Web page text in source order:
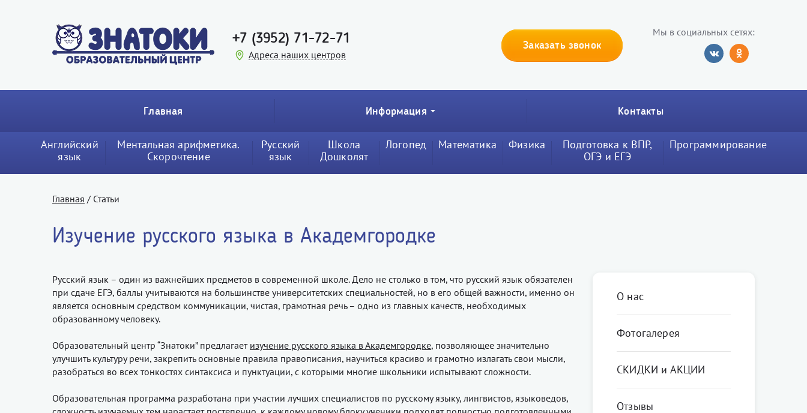
+7 (3952) 71-72-71
Адреса наших центров
Заказать звонок
Мы в социальных сетях:
Главная Информация Контакты
Английский
язык
Ментальная арифметика.
Cкорочтение
Русский
язык
Школа
Дошколят
Логопед Математика Физика
Подготовка к ВПР,
ОГЭ и ЕГЭ
Программирование
Главная / Статьи
Изучение русского языка в Академгородке
Русский язык – один из важнейших предметов в современной школе. Дело не столько в том, что русский язык обязателен
при сдаче ЕГЭ, баллы учитываются на большинстве университетских специальностей, но в его общей важности, именно он
является основным средством коммуникации, чистая, грамотная речь – одно из главных качеств, необходимых
образованному человеку.
Образовательный центр “Знатоки” предлагает изучение русского языка в Академгородке, позволяющее значительно
улучшить культуру речи, закрепить основные правила правописания, научиться красиво и грамотно излагать свои мысли,
разобраться во всех тонкостях синтаксиса и пунктуации, с которыми многие школьники испытывают сложности.
Образовательная программа разработана при участии лучших специалистов по русскому языку, лингвистов, языковедов,
О нас
Фотогалерея
СКИДКИ и АКЦИИ
Отзывы